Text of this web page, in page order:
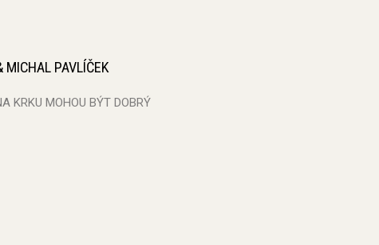
MICHAL PAVLÍČEK
KRKU MOHOU BÝT DOBRÝ